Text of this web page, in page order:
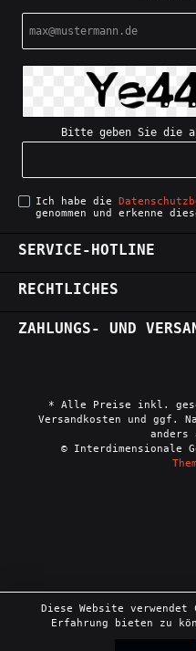
Bitte geben Sie die
Ich habe die
genommen und erkenne
SERVICE-HOTLINE
RECHTLICHES
ZAHLUNGS- UND
* Alle Preise inkl.
Versandkosten und ggf.
anders
© Interdimensionale
Diese Website
Erfahrung bieten zu